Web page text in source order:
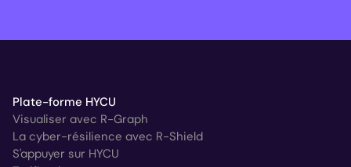
Plate-forme HYCU
Visualiser avec R-Graph
La cyber-résilience avec R-Shield
S'appuyer sur HYCU